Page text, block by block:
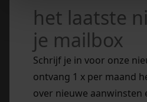
het laatste
je mailbox
Schrijf je in voor onze
ontvang 1 x per maand
over nieuwe aanwinsten